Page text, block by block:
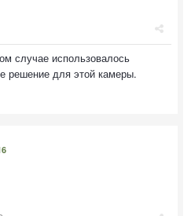
случае использовалось
решение для этой камеры.